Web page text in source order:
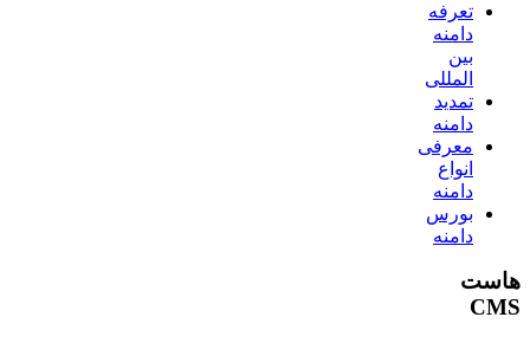
تعرفه
دامنه
بین
المللی
تمدید
دامنه
معرفی
انواع
دامنه
بورس
دامنه
هاست
CMS